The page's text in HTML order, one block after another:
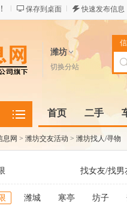
保存到桌面 快速发布信息
潍坊
切换分站
首页 二手
息网 > 潍坊交友活动 > 潍坊找人/寻物
找女友/找男
潍城 寒亭 坊子